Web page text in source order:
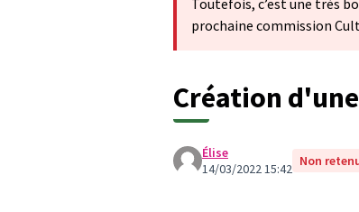
Toutefois, c’est une très
prochaine commission
Création
Élise
14/03/2022 15:42 Non